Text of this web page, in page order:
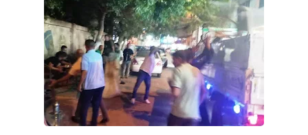
فن المطبخ
مقالات